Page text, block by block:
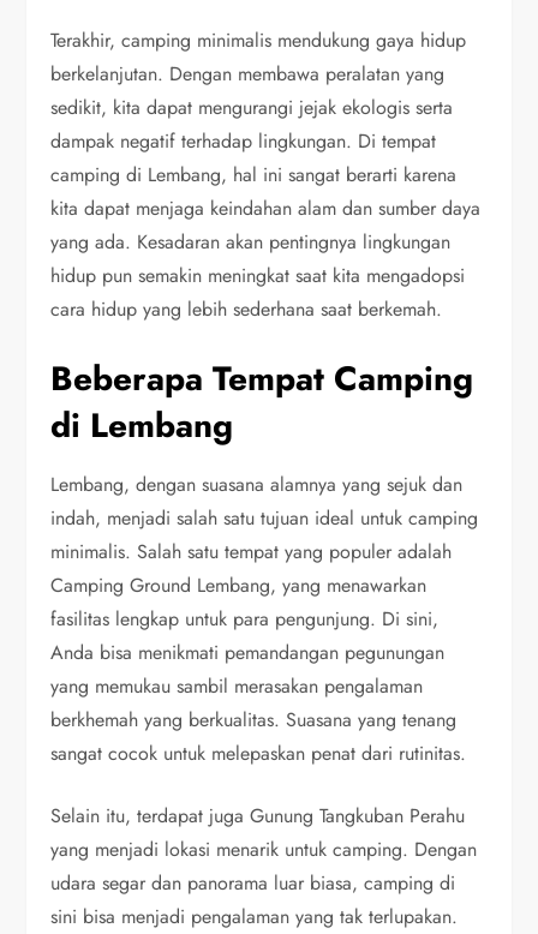
Terakhir, camping minimalis mendukung gaya hidup
berkelanjutan. Dengan membawa peralatan yang
sedikit, kita dapat mengurangi jejak ekologis serta
dampak negatif terhadap lingkungan. Di tempat
camping di Lembang, hal ini sangat berarti karena
kita dapat menjaga keindahan alam dan sumber daya
yang ada. Kesadaran akan pentingnya lingkungan
hidup pun semakin meningkat saat kita mengadopsi
cara hidup yang lebih sederhana saat berkemah.
Beberapa Tempat Camping
di Lembang
Lembang, dengan suasana alamnya yang sejuk dan
indah, menjadi salah satu tujuan ideal untuk camping
minimalis. Salah satu tempat yang populer adalah
Camping Ground Lembang, yang menawarkan
fasilitas lengkap untuk para pengunjung. Di sini,
Anda bisa menikmati pemandangan pegunungan
yang memukau sambil merasakan pengalaman
berkhemah yang berkualitas. Suasana yang tenang
sangat cocok untuk melepaskan penat dari rutinitas.
Selain itu, terdapat juga Gunung Tangkuban Perahu
yang menjadi lokasi menarik untuk camping. Dengan
udara segar dan panorama luar biasa, camping di
sini bisa menjadi pengalaman yang tak terlupakan.